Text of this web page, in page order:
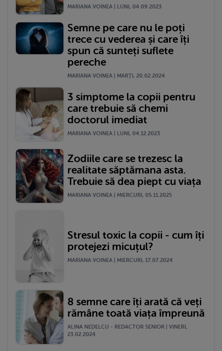
MARIANA VOINEA | LUNI, 04.09.2023
Semne pe care nu le poți
trece cu vederea și care îți
spun că sunteți suflete
pereche
MARIANA VOINEA | MARŢI, 20.02.2024
3 simptome la copii pentru
care trebuie să chemi
doctorul imediat
MARIANA VOINEA | LUNI, 04.12.2023
Zodiile care se trezesc la
realitate săptămana asta.
Trebuie să dea piept cu viața
MARIANA VOINEA | MIERCURI, 05.11.2025
Stresul toxic la copii - cum îți
protejezi micuțul?
MARIANA VOINEA | MIERCURI, 17.07.2024
8 semne care îți arată că veți
rămâne toată viața împreună
ALINA NEDELCU - REDACTOR SENIOR | VINERI,
23.02.2024